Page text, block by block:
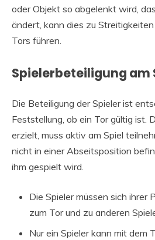
oder Objekt so abgelenkt wird,
ändert, kann dies zu
Tors führen.
Spielerbeteiligung am
Die Beteiligung der Spieler ist
Feststellung, ob ein Tor gültig ist.
erzielt, muss aktiv am Spiel
nicht in einer Abseitsposition
ihm gespielt wird.
Die Spieler müssen sich ihrer
zum Tor und zu anderen
Nur ein Spieler kann mit dem